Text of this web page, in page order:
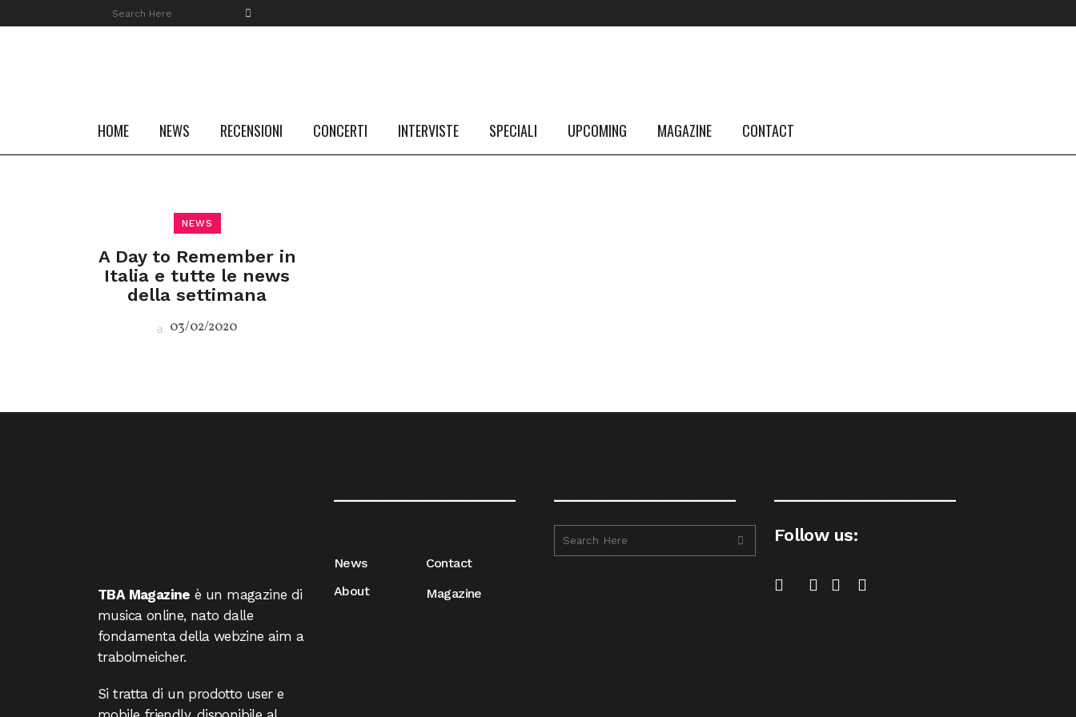
HOME NEWS RECENSIONI CONCERTI INTERVISTE SPECIALI UPCOMING MAGAZINE CONTACT
NEWS
A Day to Remember in
Italia e tutte le news
della settimana
03/02/2020
FOLLOW US #TBA
INSTAGRAM FEED
TBA Magazine è un magazine di
musica online, nato dalle
fondamenta della webzine aim a
trabolmeicher.
Si tratta di un prodotto user e
News
About
Contact
Magazine
Follow us: